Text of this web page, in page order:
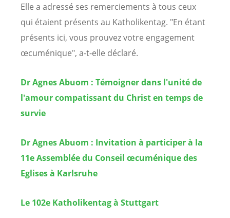
Elle a adressé ses remerciements à tous ceux
qui étaient présents au Katholikentag. "En étant
présents ici, vous prouvez votre engagement
œcuménique", a-t-elle déclaré.
Dr Agnes Abuom : Témoigner dans l'unité de
l'amour compatissant du Christ en temps de
survie
Dr Agnes Abuom : Invitation à participer à la
11e Assemblée du Conseil œcuménique des
Eglises à Karlsruhe
Le 102e Katholikentag à Stuttgart